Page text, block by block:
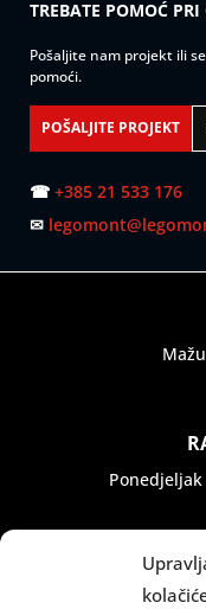
TREBATE POMOĆ
Pošaljite nam projekt ili
pomoći.
POŠALJITE PROJEKT
☎ +385 21 533 176
✉